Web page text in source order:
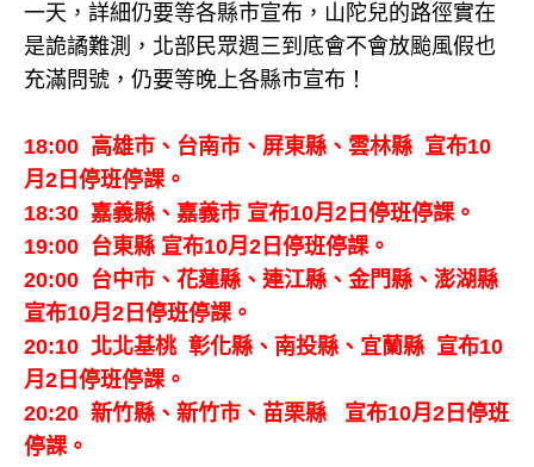
一天，詳細仍要等各縣市宣布，山陀兒的路徑實在
是詭譎難測，北部民眾週三到底會不會放颱風假也
充滿問號，仍要等晚上各縣市宣布！
18:00 高雄市、台南市、屏東縣、雲林縣 宣布10
月2日停班停課。
18:30 嘉義縣、嘉義市 宣布10月2日停班停課。
19:00 台東縣 宣布10月2日停班停課。
20:00 台中市、花蓮縣、連江縣、金門縣、澎湖縣
宣布10月2日停班停課。
20:10 北北基桃 彰化縣、南投縣、宜蘭縣 宣布10
月2日停班停課。
20:20 新竹縣、新竹市、苗栗縣 宣布10月2日停班
停課。